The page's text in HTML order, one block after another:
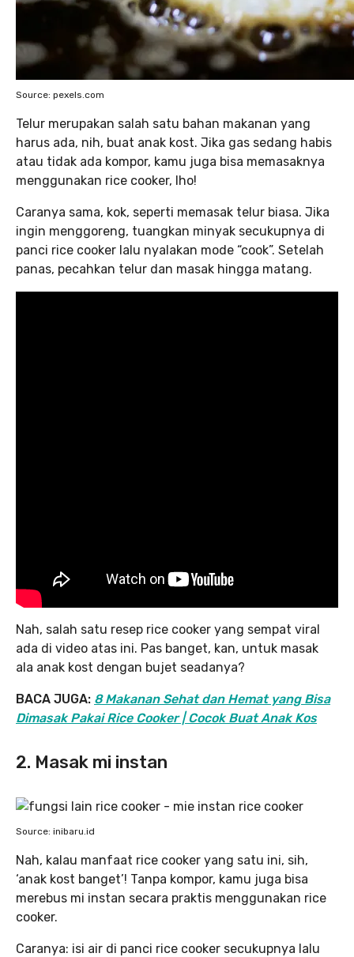
Source: pexels.com
Telur merupakan salah satu bahan makanan yang
harus ada, nih, buat anak kost. Jika gas sedang habis
atau tidak ada kompor, kamu juga bisa memasaknya
menggunakan rice cooker, lho!
Caranya sama, kok, seperti memasak telur biasa. Jika
ingin menggoreng, tuangkan minyak secukupnya di
panci rice cooker lalu nyalakan mode “cook”. Setelah
panas, pecahkan telur dan masak hingga matang.
Nah, salah satu resep rice cooker yang sempat viral
ada di video atas ini. Pas banget, kan, untuk masak
ala anak kost dengan bujet seadanya?
BACA JUGA: 8 Makanan Sehat dan Hemat yang Bisa
Dimasak Pakai Rice Cooker | Cocok Buat Anak Kos
2. Masak mi instan
Source: inibaru.id
Nah, kalau manfaat rice cooker yang satu ini, sih,
‘anak kost banget’! Tanpa kompor, kamu juga bisa
merebus mi instan secara praktis menggunakan rice
cooker.
Caranya: isi air di panci rice cooker secukupnya lalu